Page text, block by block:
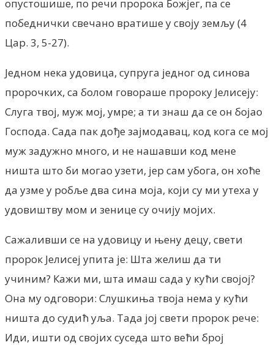
опустошише, по речи пророка Божјег, па се
победнички свечано вратише у своју земљу (4
Цар. 3, 5-27).
Једном нека удовица, супруга једног од синова
пророчких, са болом говораше пророку Јелисеју:
Слуга твој, муж мој, умре; а ти знаш да се он бојао
Господа. Сада пак дође зајмодавац, код кога се мој
муж задужно много, и не нашавши код мене
ништа што би могао узети, јер сам убога, он хоће
да узме у робље два сина моја, који су ми утеха у
удовиштву мом и зенице су очију мојих.
Сажаливши се на удовицу и њену децу, свети
пророк Јелисеј упита је: Шта желиш да ти
учиним? Кажи ми, шта имаш сада у кући својој?
Она му одговори: Слушкиња твоја нема у кући
ништа до судић уља. Тада јој свети пророк рече:
Иди, ишти од својих суседа што већи број